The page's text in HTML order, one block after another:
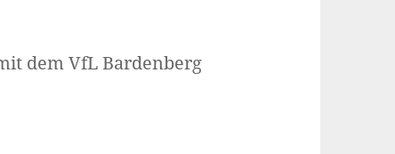
dem VfL Bardenberg